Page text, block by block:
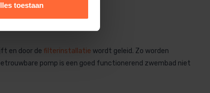
toestaan
en door de filterinstallatie wordt geleid. Zo worden
pomp is een goed functionerend zwembad niet